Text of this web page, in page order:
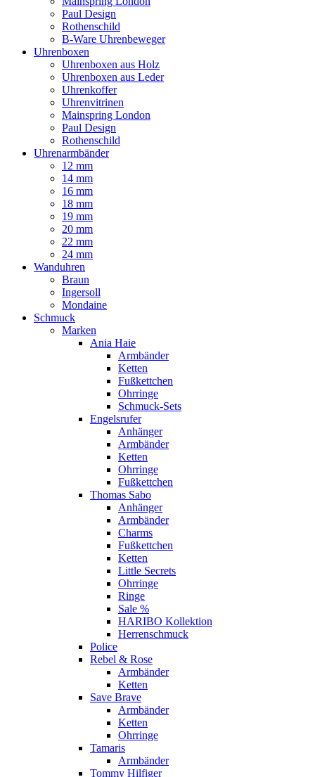
Paul Design
Rothenschild
B-Ware Uhrenbeweger
Uhrenboxen
Uhrenboxen aus Holz
Uhrenboxen aus Leder
Uhrenkoffer
Uhrenvitrinen
Mainspring London
Paul Design
Rothenschild
Uhrenarmbänder
12 mm
14 mm
16 mm
18 mm
19 mm
20 mm
22 mm
24 mm
Wanduhren
Braun
Ingersoll
Mondaine
Schmuck
Marken
Ania Haie
Armbänder
Ketten
Fußkettchen
Ohrringe
Schmuck-Sets
Engelsrufer
Anhänger
Armbänder
Ketten
Ohrringe
Fußkettchen
Thomas Sabo
Anhänger
Armbänder
Charms
Fußkettchen
Ketten
Little Secrets
Ohrringe
Ringe
Sale %
HARIBO Kollektion
Herrenschmuck
Police
Rebel & Rose
Armbänder
Ketten
Save Brave
Armbänder
Ketten
Ohrringe
Tamaris
Armbänder
Tommy Hilfiger